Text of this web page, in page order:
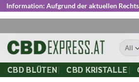
Information: Aufgrund der aktuellen
to
content
CBD BLÜTEN CBD KRISTALLE